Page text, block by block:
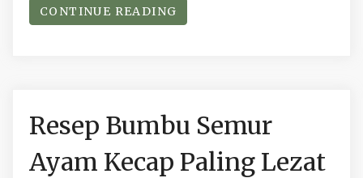
CONTINUE READING
Resep Bumbu Semur
Ayam Kecap Paling Lezat